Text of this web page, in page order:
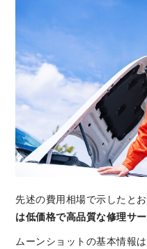
先述の費用相場で示したとお
は低価格で高品質な修理サ
ムーンショットの基本情報